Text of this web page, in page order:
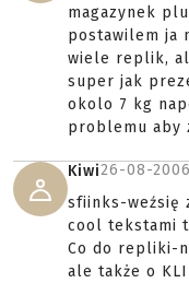
magazynek
postawilem ja
wiele replik,
super jak
okolo 7 kg
problemu aby
Kiwi26-08-
sfiinks-weźsię
cool tekstami
Co do repliki-
ale także o